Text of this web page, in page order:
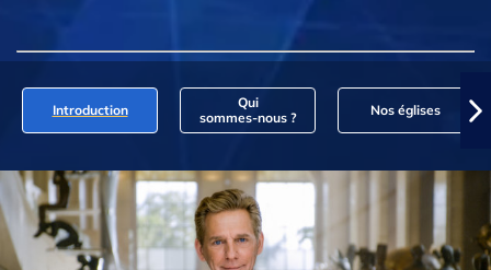
Introduction
Qui
sommes‑nous ?
Nos églises